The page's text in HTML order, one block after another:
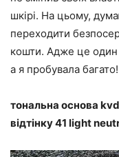
шкірі. На цьому,
переходити
кошти. Адже це один
а я пробувала багато!
тональна основа
відтінку 41 light